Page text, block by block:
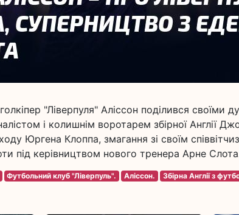
"Ліверпуля" Аліссон поділився своїми
і колишнім воротарем збірної Англії
Юргена Клоппа, змагання зі своїм
під керівництвом нового тренера Арне
Футбольний клуб "Ліверпуль". Аліссон. Збірна Англії з